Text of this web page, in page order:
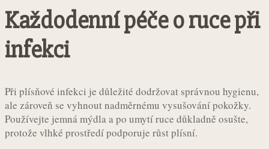
Každodenní péče o ruce při
infekci
Při plísňové infekci je důležité dodržovat správnou hygienu,
ale zároveň se vyhnout nadměrnému vysušování pokožky.
Používejte jemná mýdla a po umytí ruce důkladně osušte,
protože vlhké prostředí podporuje růst plísní.